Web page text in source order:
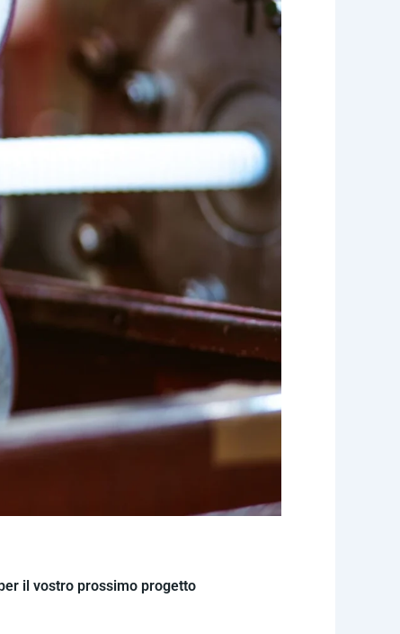
il vostro prossimo progetto